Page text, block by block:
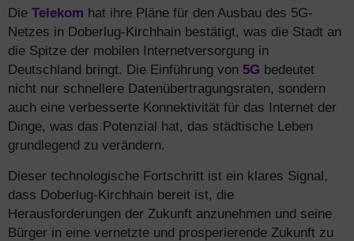
Die Telekom hat ihre Pläne für den Ausbau des 5G-
Netzes in Doberlug-Kirchhain bestätigt, was die Stadt an
die Spitze der mobilen Internetversorgung in
Deutschland bringt. Die Einführung von 5G bedeutet
nicht nur schnellere Datenübertragungsraten, sondern
auch eine verbesserte Konnektivität für das Internet der
Dinge, was das Potenzial hat, das städtische Leben
grundlegend zu verändern.
Dieser technologische Fortschritt ist ein klares Signal,
dass Doberlug-Kirchhain bereit ist, die
Herausforderungen der Zukunft anzunehmen und seine
Bürger in eine vernetzte und prosperierende Zukunft zu